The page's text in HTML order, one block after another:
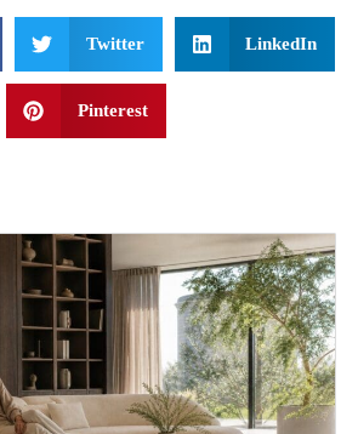
Twitter LinkedIn
Pinterest